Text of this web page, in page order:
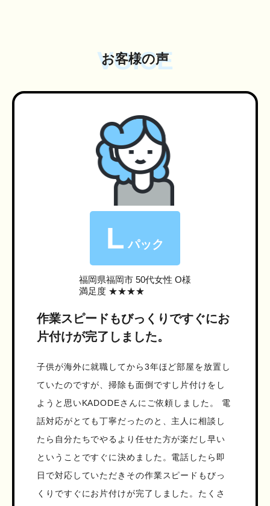
VOICE
お客様の声
L パック
福岡県福岡市 50代女性 O様
満足度 ★★★★
作業スピードもびっくりですぐにお
片付けが完了しました。
子供が海外に就職してから3年ほど部屋を放置し
ていたのですが、掃除も面倒ですし片付けをし
ようと思いKADODEさんにご依頼しました。 電
話対応がとても丁寧だったのと、主人に相談し
たら自分たちでやるより任せた方が楽だし早い
ということですぐに決めました。電話したら即
日で対応していただきその作業スピードもびっ
くりですぐにお片付けが完了しました。たくさ